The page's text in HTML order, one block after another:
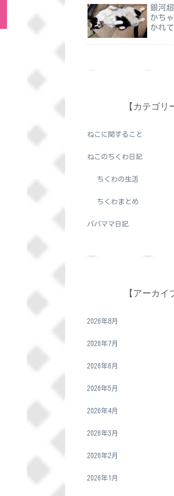
銀河
かち
かれ
【カテゴリ
ねこに関すること
ねこのちくわ日記
ちくわの生活
ちくわまとめ
パパママ日記
【アーカイ
2026年8月
2026年7月
2026年6月
2026年5月
2026年4月
2026年3月
2026年2月
2026年1月